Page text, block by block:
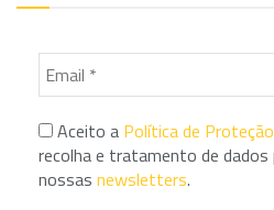
Aceito a Política de
recolha e tratamento de dados
nossas newsletters.